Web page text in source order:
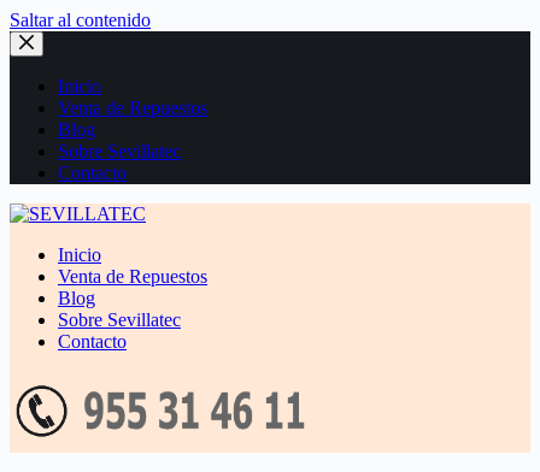
Saltar al contenido
Inicio
Venta de Repuestos
Blog
Sobre Sevillatec
Contacto
Inicio
Venta de Repuestos
Blog
Sobre Sevillatec
Contacto